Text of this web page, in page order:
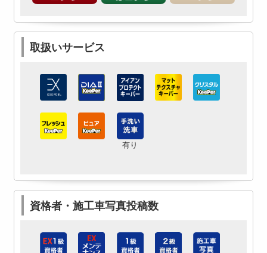
取扱いサービス
有り
資格者・施工車写真投稿数